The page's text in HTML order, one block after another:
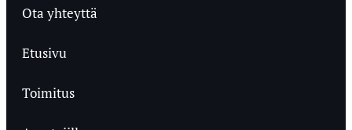
Ota yhteyttä
Etusivu
Toimitus